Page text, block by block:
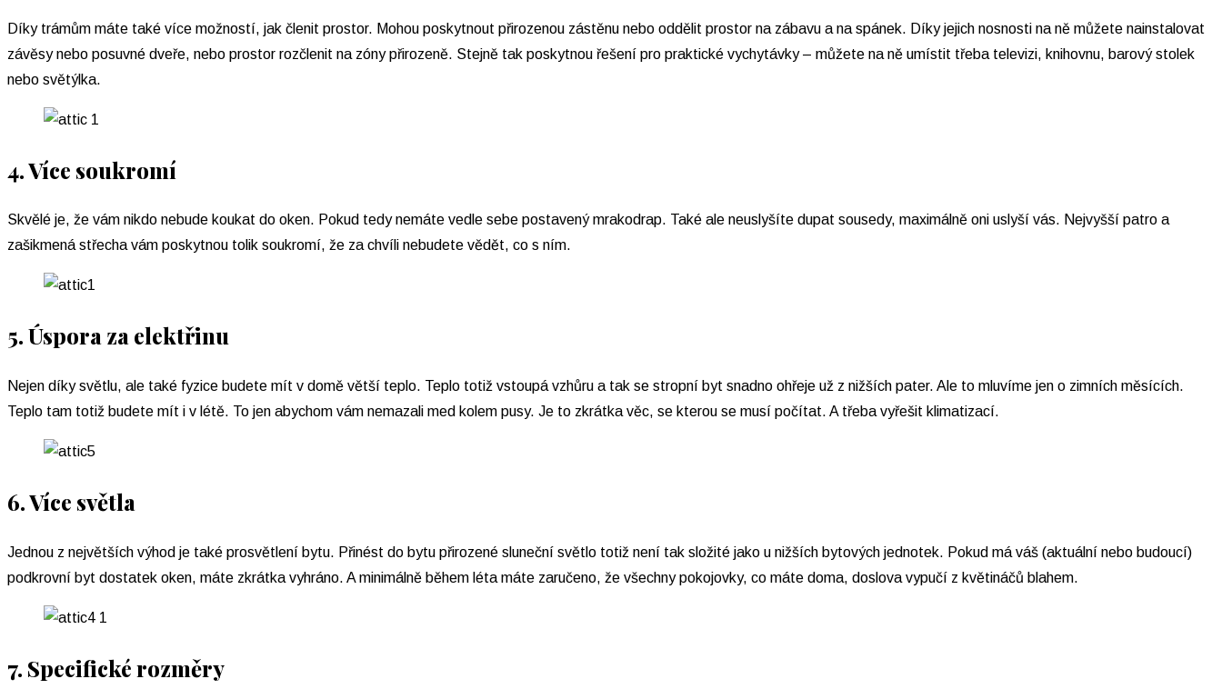
Díky trámům máte také více možností, jak členit prostor. Mohou poskytnout přirozenou zástěnu nebo oddělit prostor na zábavu a na spánek. Díky jejich nosnosti na ně můžete nainstalovat
závěsy nebo posuvné dveře, nebo prostor rozčlenit na zóny přirozeně. Stejně tak poskytnou řešení pro praktické vychytávky – můžete na ně umístit třeba televizi, knihovnu, barový stolek
nebo světýlka.
4. Více soukromí
Skvělé je, že vám nikdo nebude koukat do oken. Pokud tedy nemáte vedle sebe postavený mrakodrap. Také ale neuslyšíte dupat sousedy, maximálně oni uslyší vás. Nejvyšší patro a
zašikmená střecha vám poskytnou tolik soukromí, že za chvíli nebudete vědět, co s ním.
5. Úspora za elektřinu
Nejen díky světlu, ale také fyzice budete mít v domě větší teplo. Teplo totiž vstoupá vzhůru a tak se stropní byt snadno ohřeje už z nižších pater. Ale to mluvíme jen o zimních měsících.
Teplo tam totiž budete mít i v létě. To jen abychom vám nemazali med kolem pusy. Je to zkrátka věc, se kterou se musí počítat. A třeba vyřešit klimatizací.
6. Více světla
Jednou z největších výhod je také prosvětlení bytu. Přinést do bytu přirozené sluneční světlo totiž není tak složité jako u nižších bytových jednotek. Pokud má váš (aktuální nebo budoucí)
podkrovní byt dostatek oken, máte zkrátka vyhráno. A minimálně během léta máte zaručeno, že všechny pokojovky, co máte doma, doslova vypučí z květináčů blahem.
7. Specifické rozměry